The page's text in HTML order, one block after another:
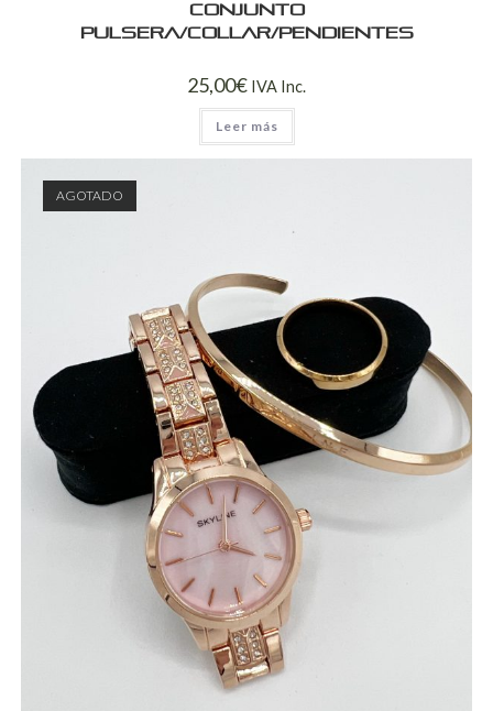
Conjunto
pulsera/collar/pendientes
25,00€ IVA Inc.
Leer más
AGOTADO